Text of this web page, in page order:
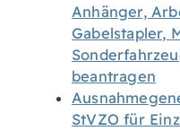
Anhänger,
Gabelstapler,
beantragen
StVZO für